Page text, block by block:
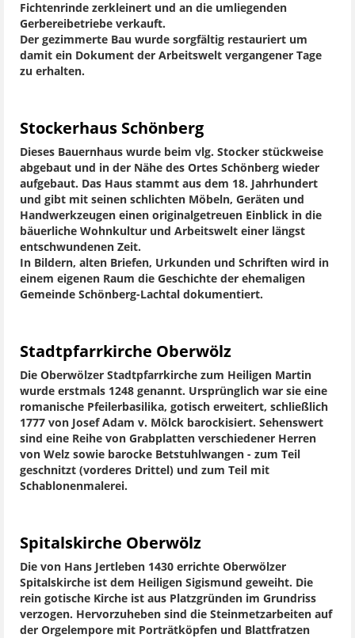
Fichtenrinde zerkleinert und an die umliegenden
Gerbereibetriebe verkauft.
Der gezimmerte Bau wurde sorgfältig restauriert um
damit ein Dokument der Arbeitswelt vergangener Tage
zu erhalten.
Stockerhaus Schönberg
Dieses Bauernhaus wurde beim vlg. Stocker stückweise
abgebaut und in der Nähe des Ortes Schönberg wieder
aufgebaut. Das Haus stammt aus dem 18. Jahrhundert
und gibt mit seinen schlichten Möbeln, Geräten und
Handwerkzeugen einen originalgetreuen Einblick in die
bäuerliche Wohnkultur und Arbeitswelt einer längst
entschwundenen Zeit.
In Bildern, alten Briefen, Urkunden und Schriften wird in
einem eigenen Raum die Geschichte der ehemaligen
Gemeinde Schönberg-Lachtal dokumentiert.
Stadtpfarrkirche Oberwölz
Die Oberwölzer Stadtpfarrkirche zum Heiligen Martin
wurde erstmals 1248 genannt. Ursprünglich war sie eine
romanische Pfeilerbasilika, gotisch erweitert, schließlich
1777 von Josef Adam v. Mölck barockisiert. Sehenswert
sind eine Reihe von Grabplatten verschiedener Herren
von Welz sowie barocke Betstuhlwangen - zum Teil
geschnitzt (vorderes Drittel) und zum Teil mit
Schablonenmalerei.
Spitalskirche Oberwölz
Die von Hans Jertleben 1430 errichte Oberwölzer
Spitalskirche ist dem Heiligen Sigismund geweiht. Die
rein gotische Kirche ist aus Platzgründen im Grundriss
verzogen. Hervorzuheben sind die Steinmetzarbeiten auf
der Orgelempore mit Porträtköpfen und Blattfratzen